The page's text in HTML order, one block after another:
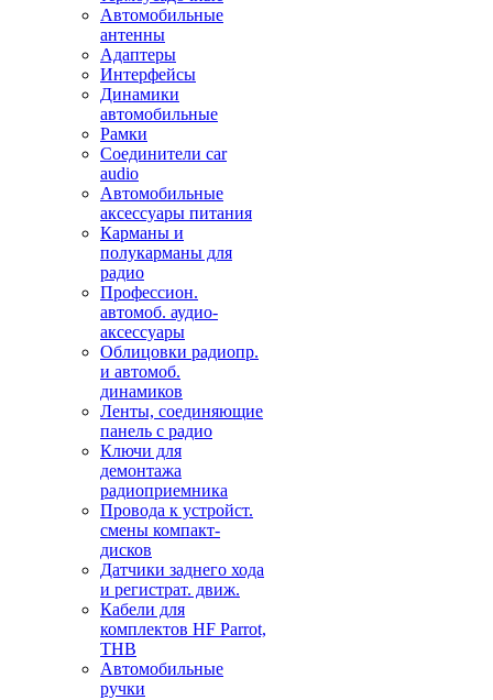
Автомобильные
антенны
Адаптеры
Интерфейсы
Динамики
автомобильные
Рамки
Соединители car
audio
Автомобильные
аксессуары питания
Карманы и
полукарманы для
радио
Профессион.
автомоб. аудио-
аксессуары
Облицовки радиопр.
и автомоб.
динамиков
Ленты, соединяющие
панель с радио
Ключи для
демонтажа
радиоприемника
Провода к устройст.
смены компакт-
дисков
Датчики заднего хода
и регистрат. движ.
Кабели для
комплектов HF Parrot,
THB
Автомобильные
ручки